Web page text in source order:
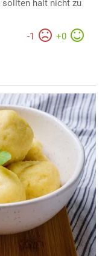
sollten halt nicht zu
-1 +0